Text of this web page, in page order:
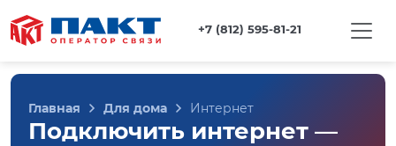
+7 (812) 595-81-21
Главная Для дома Интернет
Подключить интернет —